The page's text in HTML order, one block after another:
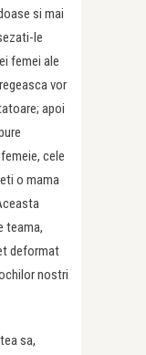
si mai
le
femei ale
vor
apoi
cele
o mama
teama,
deformat
nostri
sa,